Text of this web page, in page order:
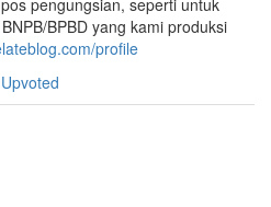
pengungsian, seperti untuk
BPBD yang kami produksi
profile